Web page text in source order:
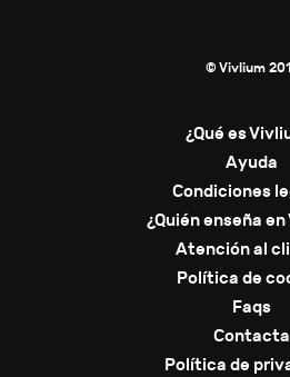
© Vivlium
¿Qué es
Ayuda
Condiciones
¿Quién enseña
Atención al
Política de
Faqs
Contacta
Política de